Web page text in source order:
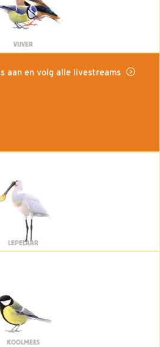
VIJVER
aan en volg alle livestreams
LEPELAAR
KOOLMEES